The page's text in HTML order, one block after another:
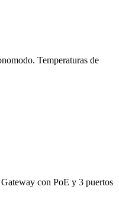
Temperaturas de
con PoE y 3 puertos